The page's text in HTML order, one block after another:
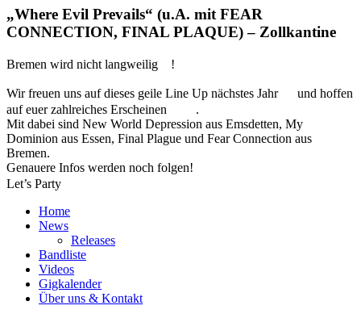
„Where Evil Prevails“ (u.A. mit FEAR
CONNECTION, FINAL PLAQUE) – Zollkantine
Bremen wird nicht langweilig !
Wir freuen uns auf dieses geile Line Up nächstes Jahr
und hoffen
auf euer zahlreiches Erscheinen
.
Mit dabei sind New World Depression aus Emsdetten, My
Dominion aus Essen, Final Plague und Fear Connection aus
Bremen.
Genauere Infos werden noch folgen!
Let’s Party
Home
News
Releases
Bandliste
Videos
Gigkalender
Über uns & Kontakt